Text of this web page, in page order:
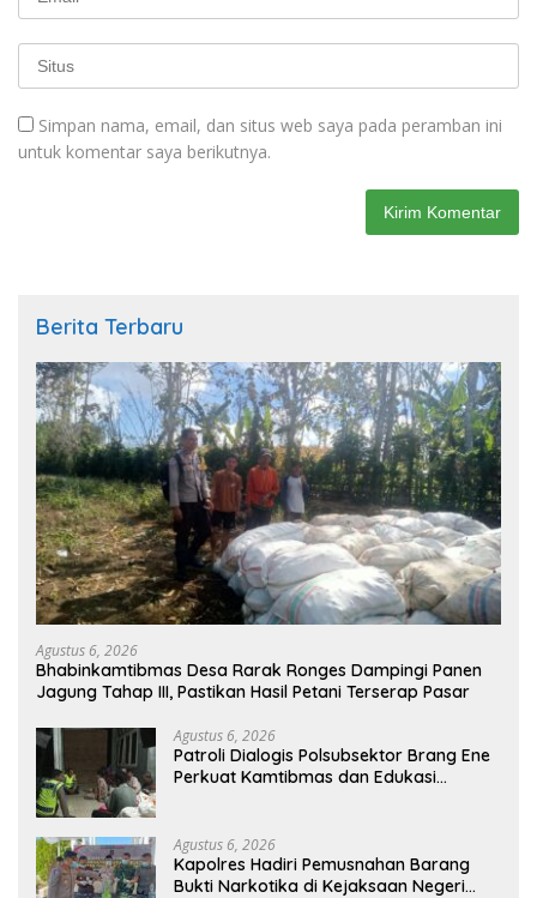
Simpan nama, email, dan situs web saya pada peramban ini
untuk komentar saya berikutnya.
Berita Terbaru
Agustus 6, 2026
Bhabinkamtibmas Desa Rarak Ronges Dampingi Panen
Jagung Tahap III, Pastikan Hasil Petani Terserap Pasar
Agustus 6, 2026
Patroli Dialogis Polsubsektor Brang Ene
Perkuat Kamtibmas dan Edukasi
Agustus 6, 2026
Kapolres Hadiri Pemusnahan Barang
Bukti Narkotika di Kejaksaan Negeri